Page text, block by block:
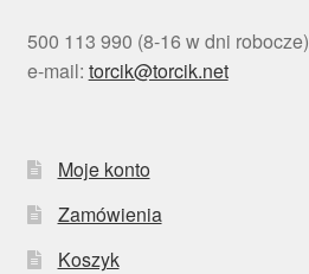
500 113 990 (8-16 w dni robocze)
e-mail: torcik@torcik.net
Moje konto
Zamówienia
Koszyk